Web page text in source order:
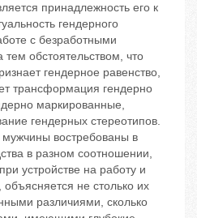
принадлежность его к
гендерного
с безработными
обстоятельством, что
гендерное равенство,
трансформация гендерно
маркированные,
гендерных стереотипов.
востребованы в
в разном соотношении,
устройстве на работу и
не столько их
различиями, сколько